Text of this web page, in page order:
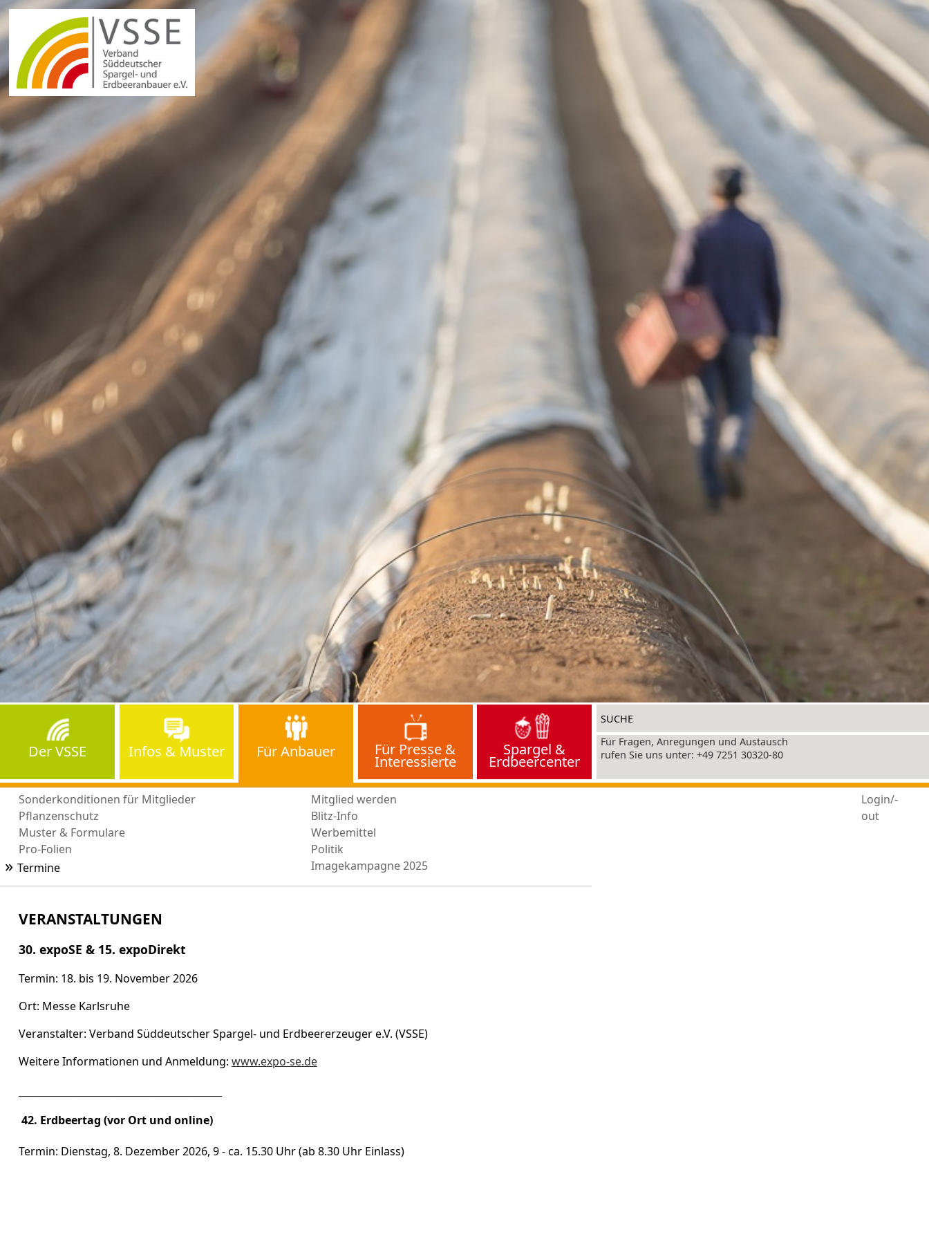
Der VSSE Infos & Muster Für Anbauer Für Presse &
Interessierte
Spargel &
Erdbeercenter +49 7251 30320-80
Sonderkonditionen für Mitglieder
Mitglied werden
Pflanzenschutz
Blitz-Info
Muster & Formulare
Werbemittel
Pro-Folien
Politik
Termine
Imagekampagne 2025
Login/-
out
VERANSTALTUNGEN
30. expoSE & 15. expoDirekt
Termin: 18. bis 19. November 2026
Ort: Messe Karlsruhe
Veranstalter: Verband Süddeutscher Spargel- und Erdbeererzeuger e.V. (VSSE)
Weitere Informationen und Anmeldung: www.expo-se.de
42. Erdbeertag (vor Ort und online)
Termin: Dienstag, 8. Dezember 2026, 9 - ca. 15.30 Uhr (ab 8.30 Uhr Einlass)